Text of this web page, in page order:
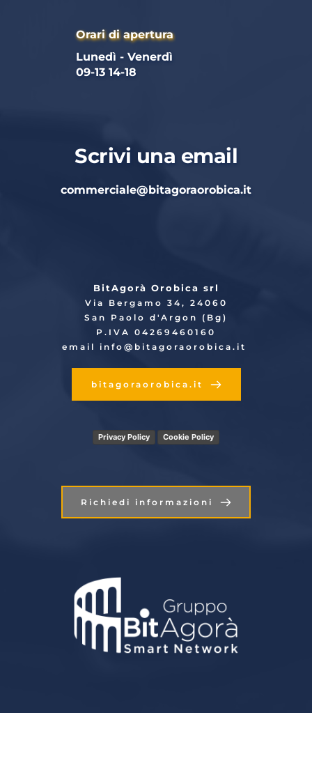
Orari di apertura
Lunedì - Venerdì
09-13 14-18
Scrivi una email
commerciale@bitagoraorobica.it
BitAgorà Orobica srl
Via Bergamo 34, 24060
San Paolo d'Argon (Bg)
P.IVA 04269460160
email info @bitagoraorobica.it
bitagoraorobica.it
Privacy Policy Cookie Policy
Richiedi informazioni